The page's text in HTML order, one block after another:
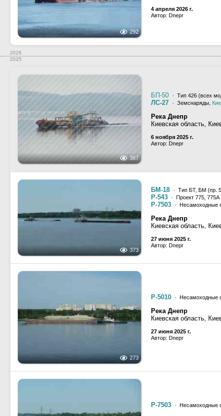
292
4 апреля 2026 г.
Автор: Dnepr
2026
2025
367
БП-50 · Тип 426 (всех
ЛС-27 · Земснаряды,
Река Днепр
Киевская область,
6 ноября 2025 г.
Автор: Dnepr
373
БМ-18 · Тип БТ, БМ (пр.
Р-543 · Проект 775,
Р-7503 · Несамоходные
Река Днепр
Киевская область,
27 июня 2025 г.
Автор: Dnepr
273
Р-5010 · Несамоходные
Река Днепр
Киевская область,
27 июня 2025 г.
Автор: Dnepr
Р-7503 · Несамоходные